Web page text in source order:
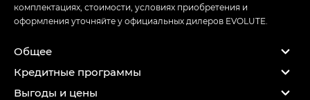
комплектациях, стоимости, условиях приобретения и
оформления уточняйте у официальных дилеров EVOLUTE.
Общее
Кредитные программы
Выгоды и цены